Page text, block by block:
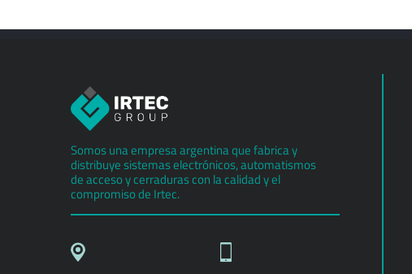
Somos una empresa argentina que fabrica y
distribuye sistemas electrónicos, automatismos
de acceso y cerraduras con la calidad y el
compromiso de Irtec.